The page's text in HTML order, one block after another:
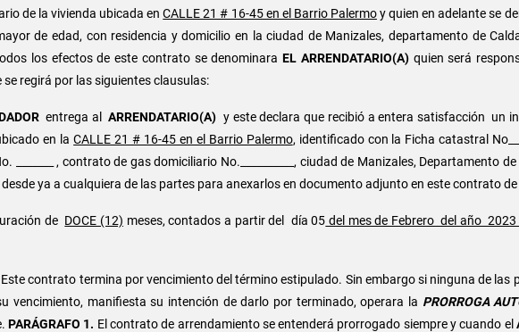
de la vivienda ubicada enCALLE 21 # 16-45 en el Barrio Palermoy quien en adelante se
de edad, con residencia y domicilio en la ciudad de Manizales, departamento de
los efectos de este contrato se denominara EL ARRENDATARIO(A)quien será
regirá por las siguientes clausulas:
entrega alARRENDATARIO(A) y este declara que recibió a entera satisfacción un
en laCALLE 21 # 16-45 en el Barrio Palermo, identificado con la Ficha catastral
_______ , contrato de gas domiciliario No.__________, ciudad de Manizales, Departamento
ya a cualquiera de las partes para anexarlos en documento adjunto en este contrato
de DOCE (12) meses, contados a partir del día 05 del mes de Febrero del año
Este contrato termina por vencimiento del término estipulado. Sin embargo si ninguna de las
vencimiento, manifiesta su intención de darlo por terminado, operara la PRORROGA
PARÁGRAFO 1. El contrato de arrendamiento se entenderá prorrogado siempre y cuando el